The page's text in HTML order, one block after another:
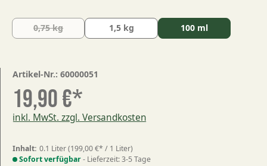
0,75 kg
(Diese Option ist zurzeit nicht verfügbar.)
1,5 kg 100 ml
Artikel-Nr.: 60000051
19,90 €*
inkl. MwSt. zzgl. Versandkosten
Inhalt: 0.1 Liter(199,00 €* / 1 Liter)
Sofort verfügbar- Lieferzeit: 3-5 Tage